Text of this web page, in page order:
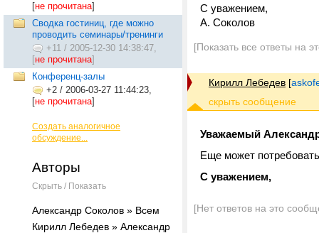
[не прочитана]
Сводка гостиниц, где можно
проводить семинары/тренинги
+11 / 2005-12-30 14:38:47,
[не прочитана]
Конференц-залы
+2 / 2006-03-27 11:44:23,
[не прочитана]
Создать аналогичное
обсуждение...
Авторы
Скрыть / Показать
Александр Соколов » Всем
Кирилл Лебедев » Александр
С уважением,
А. Соколов
[Показать все ответы на
Кирилл Лебедев [
Уважаемый
Еще может
С уважением,
[Нет ответов на это